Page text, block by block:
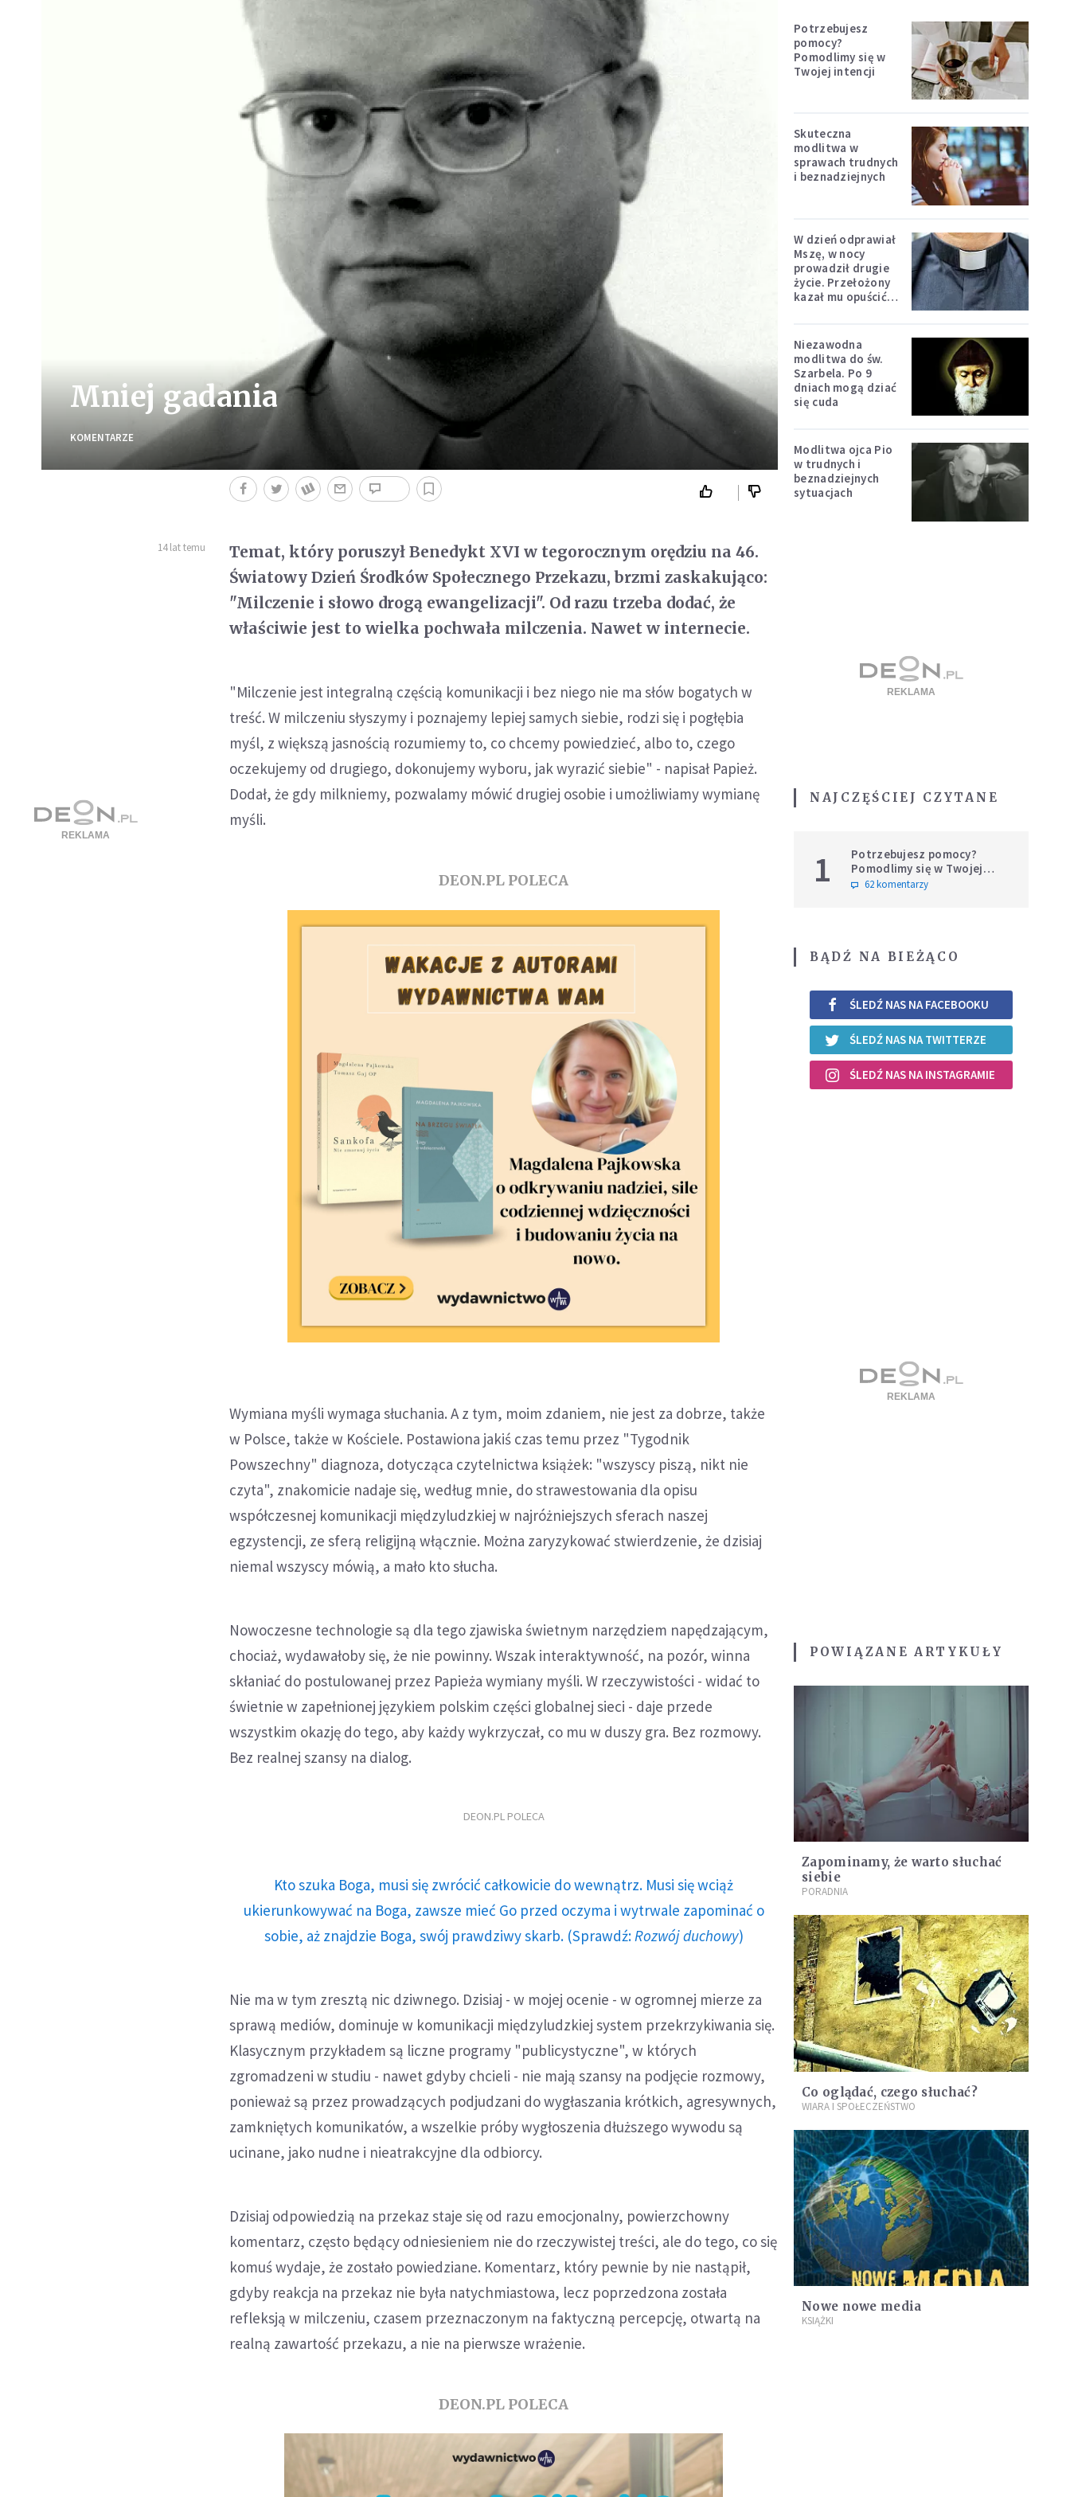
Mniej gadania
KOMENTARZE
14 lat temu
Temat, który poruszył Benedykt XVI w tegorocznym orędziu na 46.
Światowy Dzień Środków Społecznego Przekazu, brzmi zaskakująco:
"Milczenie i słowo drogą ewangelizacji". Od razu trzeba dodać, że
właściwie jest to wielka pochwała milczenia. Nawet w internecie.
"Milczenie jest integralną częścią komunikacji i bez niego nie ma słów bogatych w
treść. W milczeniu słyszymy i poznajemy lepiej samych siebie, rodzi się i pogłębia
myśl, z większą jasnością rozumiemy to, co chcemy powiedzieć, albo to, czego
oczekujemy od drugiego, dokonujemy wyboru, jak wyrazić siebie" - napisał Papież.
Dodał, że gdy milkniemy, pozwalamy mówić drugiej osobie i umożliwiamy wymianę
myśli.
DEON.PL POLECA
Wymiana myśli wymaga słuchania. A z tym, moim zdaniem, nie jest za dobrze, także
w Polsce, także w Kościele. Postawiona jakiś czas temu przez "Tygodnik
Powszechny" diagnoza, dotycząca czytelnictwa książek: "wszyscy piszą, nikt nie
czyta", znakomicie nadaje się, według mnie, do strawestowania dla opisu
współczesnej komunikacji międzyludzkiej w najróżniejszych sferach naszej
egzystencji, ze sferą religijną włącznie. Można zaryzykować stwierdzenie, że dzisiaj
niemal wszyscy mówią, a mało kto słucha.
Nowoczesne technologie są dla tego zjawiska świetnym narzędziem napędzającym,
chociaż, wydawałoby się, że nie powinny. Wszak interaktywność, na pozór, winna
skłaniać do postulowanej przez Papieża wymiany myśli. W rzeczywistości - widać to
świetnie w zapełnionej językiem polskim części globalnej sieci - daje przede
wszystkim okazję do tego, aby każdy wykrzyczał, co mu w duszy gra. Bez rozmowy.
Bez realnej szansy na dialog.
DEON.PL POLECA
Kto szuka Boga, musi się zwrócić całkowicie do wewnątrz. Musi się wciąż
ukierunkowywać na Boga, zawsze mieć Go przed oczyma i wytrwale zapominać o
sobie, aż znajdzie Boga, swój prawdziwy skarb. (Sprawdź: Rozwój duchowy)
Nie ma w tym zresztą nic dziwnego. Dzisiaj - w mojej ocenie - w ogromnej mierze za
sprawą mediów, dominuje w komunikacji międzyludzkiej system przekrzykiwania się.
Klasycznym przykładem są liczne programy "publicystyczne", w których
zgromadzeni w studiu - nawet gdyby chcieli - nie mają szansy na podjęcie rozmowy,
ponieważ są przez prowadzących podjudzani do wygłaszania krótkich, agresywnych,
zamkniętych komunikatów, a wszelkie próby wygłoszenia dłuższego wywodu są
ucinane, jako nudne i nieatrakcyjne dla odbiorcy.
Dzisiaj odpowiedzią na przekaz staje się od razu emocjonalny, powierzchowny
komentarz, często będący odniesieniem nie do rzeczywistej treści, ale do tego, co się
komuś wydaje, że zostało powiedziane. Komentarz, który pewnie by nie nastąpił,
gdyby reakcja na przekaz nie była natychmiastowa, lecz poprzedzona została
refleksją w milczeniu, czasem przeznaczonym na faktyczną percepcję, otwartą na
realną zawartość przekazu, a nie na pierwsze wrażenie.
DEON.PL POLECA
Potrzebujesz
pomocy?
Pomodlimy się w
Twojej intencji
Skuteczna
modlitwa w
sprawach trudnych
i beznadziejnych
W dzień odprawiał
Mszę, w nocy
prowadził drugie
życie. Przełożony
kazał mu opuścić
Niezawodna
modlitwa do św.
Szarbela. Po 9
dniach mogą dziać
się cuda
Modlitwa ojca Pio
w trudnych i
beznadziejnych
sytuacjach
NAJCZĘŚCIEJ CZYTANE
1
Potrzebujesz pomocy?
Pomodlimy się w Twojej
intencji
62 komentarzy
BĄDŹ NA BIEŻĄCO
ŚLEDŹ NAS NA FACEBOOKU
ŚLEDŹ NAS NA TWITTERZE
ŚLEDŹ NAS NA INSTAGRAMIE
POWIĄZANE ARTYKUŁY
Zapominamy, że warto słuchać
siebie
PORADNIA
Co oglądać, czego słuchać?
WIARA I SPOŁECZEŃSTWO
Nowe nowe media
KSIĄŻKI